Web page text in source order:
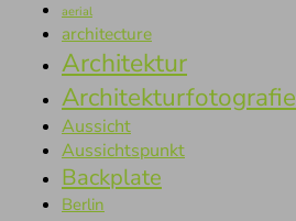
aerial
architecture
Architektur
Architekturfotografie
Aussicht
Aussichtspunkt
Backplate
Berlin